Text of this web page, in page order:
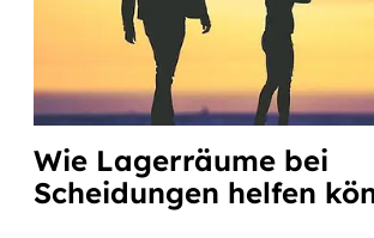
Wie Lagerräume bei
Scheidungen helfen